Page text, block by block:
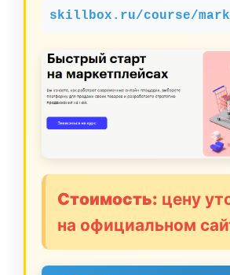
skillbox.ru/course/
Стоимость: цену
на официальном